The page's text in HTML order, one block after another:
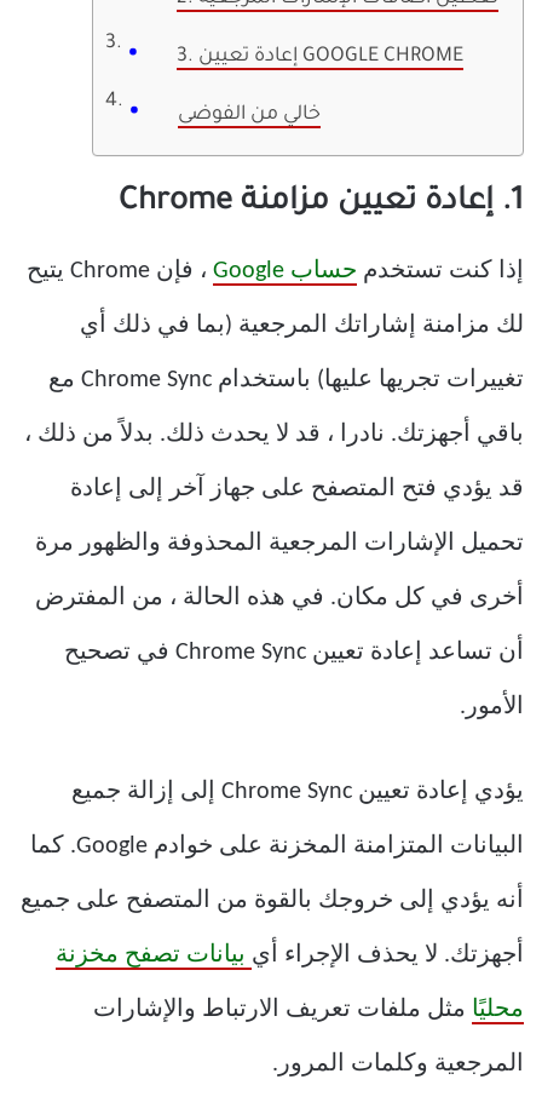
3. إعادة تعيين GOOGLE CHROME
خالي من الفوضى
1. إعادة تعيين مزامنة Chrome
إذا كنت تستخدم حساب Google ، فإن Chrome يتيح
لك مزامنة إشاراتك المرجعية (بما في ذلك أي
تغييرات تجريها عليها) باستخدام Chrome Sync مع
باقي أجهزتك. نادرا ، قد لا يحدث ذلك. بدلاً من ذلك ،
قد يؤدي فتح المتصفح على جهاز آخر إلى إعادة
تحميل الإشارات المرجعية المحذوفة والظهور مرة
أخرى في كل مكان. في هذه الحالة ، من المفترض
أن تساعد إعادة تعيين Chrome Sync في تصحيح
الأمور.
يؤدي إعادة تعيين Chrome Sync إلى إزالة جميع
البيانات المتزامنة المخزنة على خوادم Google. كما
أنه يؤدي إلى خروجك بالقوة من المتصفح على جميع
أجهزتك. لا يحذف الإجراء أي بيانات تصفح مخزنة
محليًا مثل ملفات تعريف الارتباط والإشارات
المرجعية وكلمات المرور.